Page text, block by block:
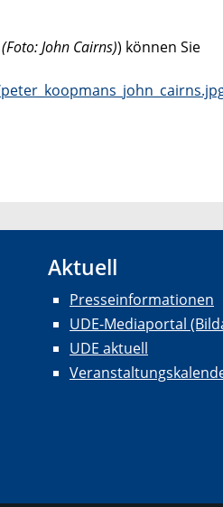
John Cairns)) können Sie
Aktuell
Presseinformationen
UDE-Mediaportal
UDE aktuell